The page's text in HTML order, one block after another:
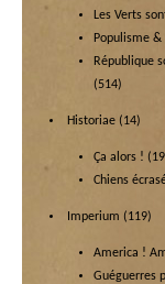
Les Verts
Populisme &
République
(514)
Historiae (14)
Ça alors !
Chiens
Imperium (119)
America !
Guéguerres